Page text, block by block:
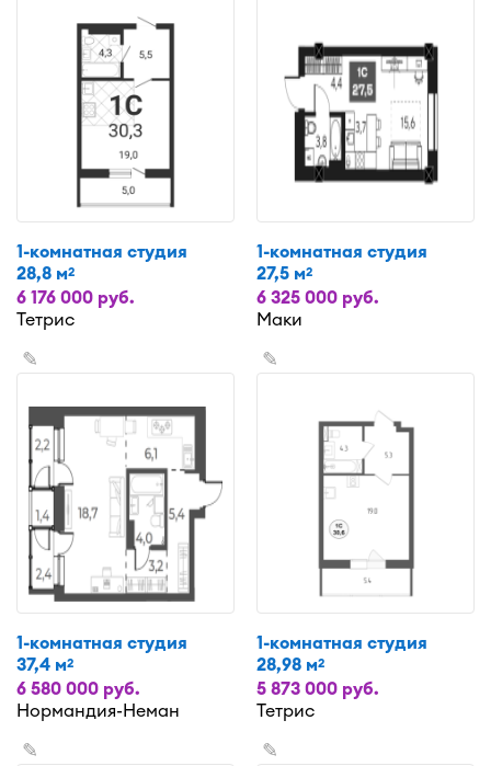
1-комнатная студия
28,8 м2
6 176 000 руб.
Тетрис
1-комнатная студия
27,5 м2
6 325 000 руб.
Маки
✎
1-комнатная студия
37,4 м2
6 580 000 руб.
Нормандия-Неман
✎
1-комнатная студия
28,98 м2
5 873 000 руб.
Тетрис
✎ ✎